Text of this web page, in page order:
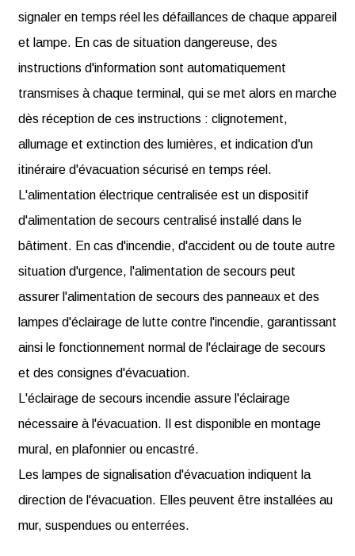
signaler en temps réel les défaillances de chaque appareil
et lampe. En cas de situation dangereuse, des
instructions d'information sont automatiquement
transmises à chaque terminal, qui se met alors en marche
dès réception de ces instructions : clignotement,
allumage et extinction des lumières, et indication d'un
itinéraire d'évacuation sécurisé en temps réel.
L'alimentation électrique centralisée est un dispositif
d'alimentation de secours centralisé installé dans le
bâtiment. En cas d'incendie, d'accident ou de toute autre
situation d'urgence, l'alimentation de secours peut
assurer l'alimentation de secours des panneaux et des
lampes d'éclairage de lutte contre l'incendie, garantissant
ainsi le fonctionnement normal de l'éclairage de secours
et des consignes d'évacuation.
L'éclairage de secours incendie assure l'éclairage
nécessaire à l'évacuation. Il est disponible en montage
mural, en plafonnier ou encastré.
Les lampes de signalisation d'évacuation indiquent la
direction de l'évacuation. Elles peuvent être installées au
mur, suspendues ou enterrées.